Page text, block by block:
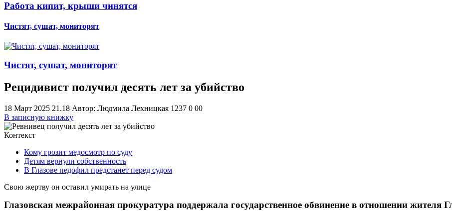
Работа кипит, крыши чинятся
Чистят, сушат, мониторят
Чистят, сушат, мониторят
Рецидивист получил десять лет за убийство
18 Март 2025 21.18 Автор: Людмила Лехницкая 1237 0 00
В записную книжку
Контекст
Кому грозит медосмотр по суду
Детям вернули собственность
В Глазове педофил предстанет перед судом
Свою жертву он оставил умирать на улице
Глазовская межрайонная прокуратура поддержала государственное обвинение в отношении жителя